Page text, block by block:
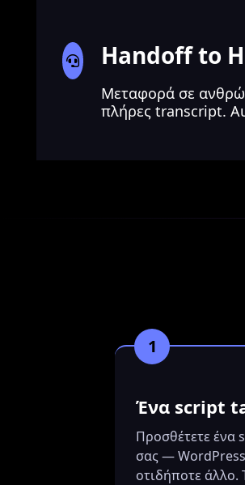
Handoff to
Μεταφορά σε
πλήρες transcript.
1
Ένα script
Προσθέτετε ένα
σας —
οτιδήποτε άλλο.